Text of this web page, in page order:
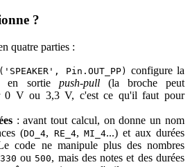
?
quatre parties :
Pin.OUT_PP)
configure la
en sortie push-pull(la broche peut
0 V ou 3,3 V, c'est ce qu'il faut pour
: avant tout calcul, on donne un nom
(DO_4, RE_4, MI_4...) et aux durées
code ne manipule plus des nombres
330 ou 500, mais des notes et des durées